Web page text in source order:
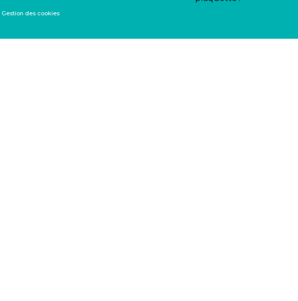
Gestion des cookies